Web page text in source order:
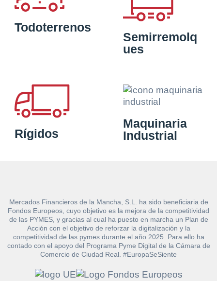
Todoterrenos
Semirremolq
ues
Rígidos
Maquinaria
Industrial
Mercados Financieros de la Mancha, S.L. ha sido beneficiaria de
Fondos Europeos, cuyo objetivo es la mejora de la competitividad
de las PYMES, y gracias al cual ha puesto en marcha un Plan de
Acción con el objetivo de reforzar la digitalización y la
competitividad de las pymes durante el año 2025. Para ello ha
contado con el apoyo del Programa Pyme Digital de la Cámara de
Comercio de Ciudad Real. #EuropaSeSiente